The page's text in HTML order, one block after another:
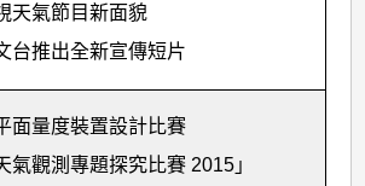
天氣節目新面貌
台推出全新宣傳短片
面量度裝置設計比賽
氣觀測專題探究比賽 2015」